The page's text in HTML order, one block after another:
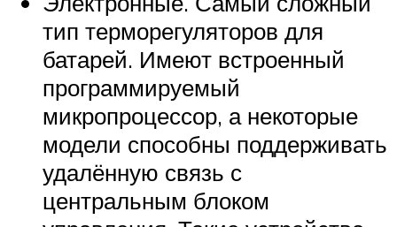
тип терморегуляторов для
батарей. Имеют встроенный
программируемый
микропроцессор, а некоторые
модели способны поддерживать
удалённую связь с
центральным блоком